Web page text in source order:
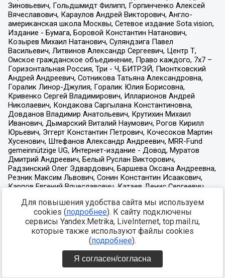
Для повышения удобства сайта мы используем
cookies (подробнее). К сайту подключены
сервисы Yandex.Metrika, LiveInternet, top.mail.ru,
которые также используют файлы cookies
(подробнее).
Я согласен/согласна